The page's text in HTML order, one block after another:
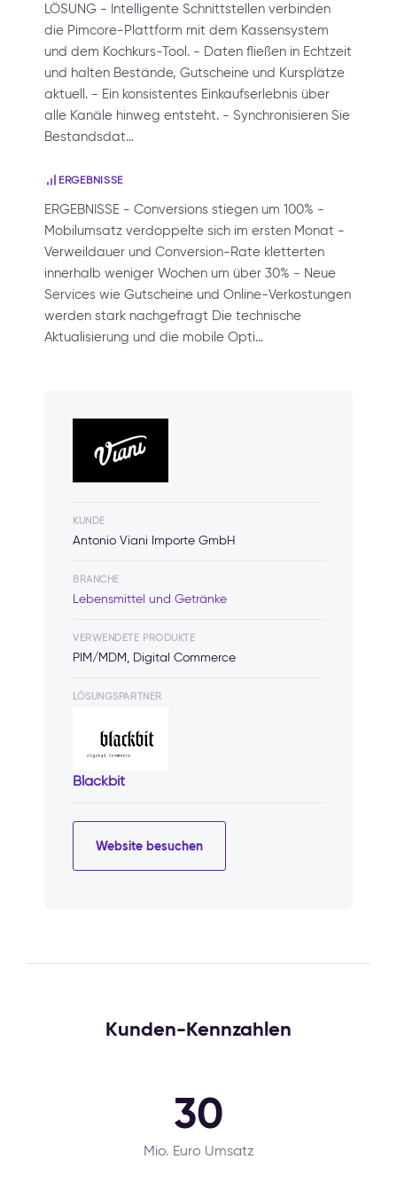
LÖSUNG - Intelligente Schnittstellen verbinden
die Pimcore-Plattform mit dem Kassensystem
und dem Kochkurs-Tool. - Daten fließen in Echtzeit
und halten Bestände, Gutscheine und Kursplätze
aktuell. - Ein konsistentes Einkaufserlebnis über
alle Kanäle hinweg entsteht. - Synchronisieren Sie
Bestandsdat…
ERGEBNISSE
ERGEBNISSE - Conversions stiegen um 100% -
Mobilumsatz verdoppelte sich im ersten Monat -
Verweildauer und Conversion-Rate kletterten
innerhalb weniger Wochen um über 30% - Neue
Services wie Gutscheine und Online-Verkostungen
werden stark nachgefragt Die technische
Aktualisierung und die mobile Opti…
KUNDE
Antonio Viani Importe GmbH
BRANCHE
Lebensmittel und Getränke
VERWENDETE PRODUKTE
PIM/MDM, Digital Commerce
LÖSUNGSPARTNER
Blackbit
Website besuchen
Kunden-Kennzahlen
30
Mio. Euro Umsatz